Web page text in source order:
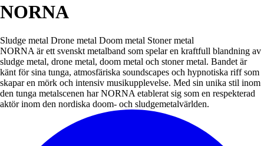
NORNA
Sludge metal Drone metal Doom metal Stoner metal
NORNA är ett svenskt metalband som spelar en kraftfull blandning av
sludge metal, drone metal, doom metal och stoner metal. Bandet är
känt för sina tunga, atmosfäriska soundscapes och hypnotiska riff som
skapar en mörk och intensiv musikupplevelse. Med sin unika stil inom
den tunga metalscenen har NORNA etablerat sig som en respekterad
aktör inom den nordiska doom- och sludgemetalvärlden.